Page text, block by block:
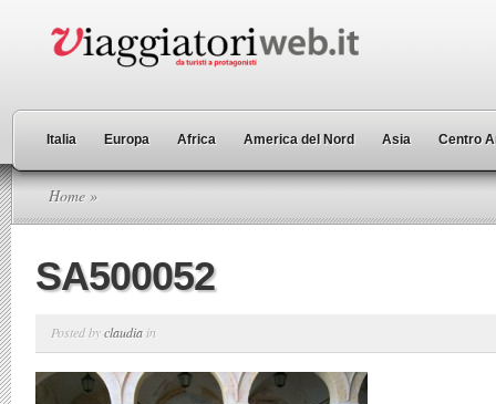
Italia Europa Africa America del Nord Asia Centro
Home »
SA500052
Posted byclaudia in